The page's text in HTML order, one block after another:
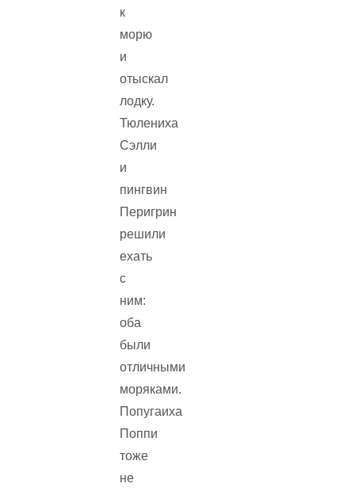
к
морю
и
отыскал
лодку.
Тюлениха
Сэлли
и
пингвин
Перигрин
решили
ехать
с
ним:
оба
были
отличными
моряками.
Попугаиха
Поппи
тоже
не